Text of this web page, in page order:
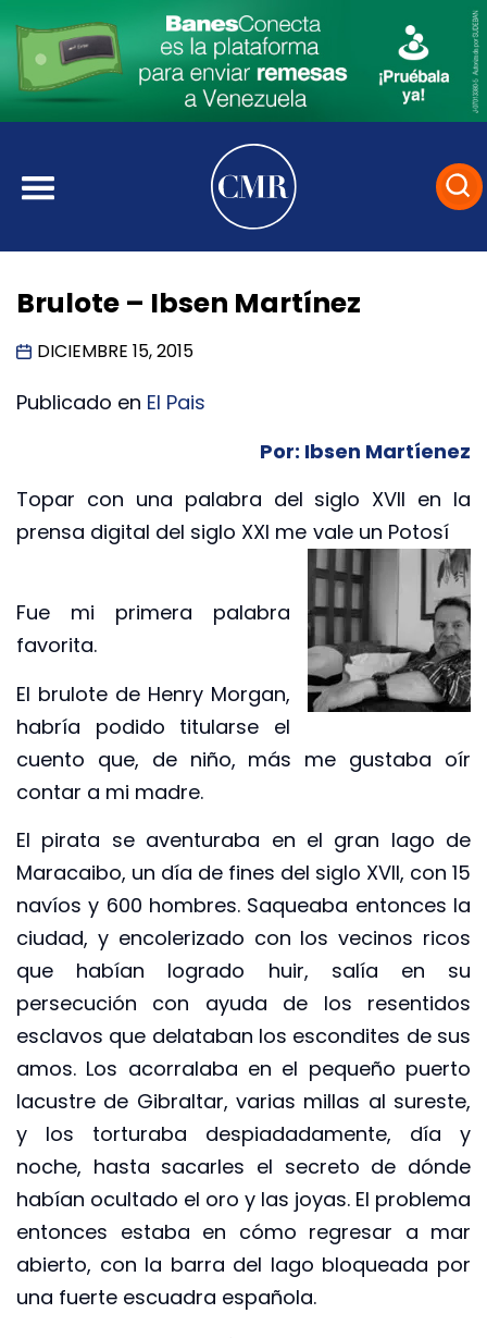
Brulote – Ibsen Martínez
DICIEMBRE 15, 2015
Publicado en El Pais
Por: Ibsen Martíenez
Topar con una palabra del siglo XVII en la
prensa digital del siglo XXI me vale un Potosí
Fue mi primera palabra
favorita.
El brulote de Henry Morgan,
habría podido titularse el
cuento que, de niño, más me gustaba oír
contar a mi madre.
El pirata se aventuraba en el gran lago de
Maracaibo, un día de fines del siglo XVII, con 15
navíos y 600 hombres. Saqueaba entonces la
ciudad, y encolerizado con los vecinos ricos
que habían logrado huir, salía en su
persecución con ayuda de los resentidos
esclavos que delataban los escondites de sus
amos. Los acorralaba en el pequeño puerto
lacustre de Gibraltar, varias millas al sureste,
y los torturaba despiadadamente, día y
noche, hasta sacarles el secreto de dónde
habían ocultado el oro y las joyas. El problema
entonces estaba en cómo regresar a mar
abierto, con la barra del lago bloqueada por
una fuerte escuadra española.